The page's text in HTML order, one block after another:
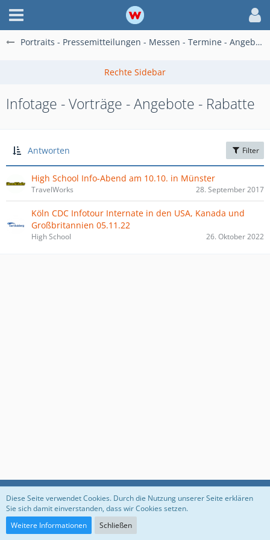
Portraits - Pressemitteilungen - Messen - Termine - Angebote
Infotage - Vorträge - Angebote - Rabatte
Antworten Filter
High School Info-Abend am 10.10. in Münster
TravelWorks 28. September 2017
Köln CDC Infotour Internate in den USA, Kanada und
Großbritannien 05.11.22
High School 26. Oktober 2022
Datenschutzerklärung Impressum
Diese Seite verwendet Cookies. Durch die Nutzung unserer Seite erklären
Sie sich damit einverstanden, dass wir Cookies setzen.
Weitere Informationen
Schließen